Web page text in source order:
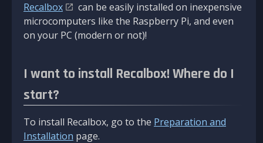
Recalbox
can be easily installed on inexpensive
microcomputers like the Raspberry Pi, and even
on your PC (modern or not)!
I want to install Recalbox! Where do I
start?
To install Recalbox, go to the Preparation and
Installation page.